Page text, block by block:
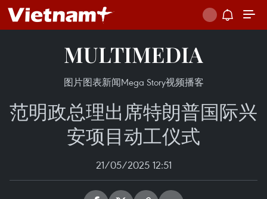
MULTIMEDIA
图片图表新闻Mega Story视频播客
范明政总理出席特朗普国际兴
安项目动工仪式
21/05/2025 12:51